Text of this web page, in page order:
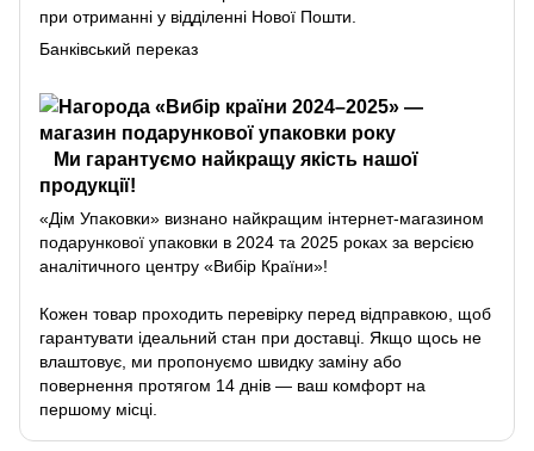
при отриманні у відділенні Нової Пошти.
Банківський переказ
Ми гарантуємо найкращу якість нашої
продукції!
«Дім Упаковки» визнано найкращим інтернет-магазином
подарункової упаковки в 2024 та 2025 роках за версією
аналітичного центру «Вибір Країни»!
Кожен товар проходить перевірку перед відправкою, щоб
гарантувати ідеальний стан при доставці. Якщо щось не
влаштовує, ми пропонуємо швидку заміну або
повернення протягом 14 днів — ваш комфорт на
першому місці.